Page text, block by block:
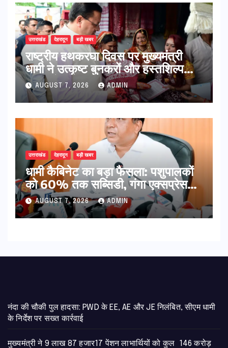
उत्तराखंड देहरादून बड़ी खबर
राष्ट्रीय हथकरघा दिवस पर मुख्यमंत्री
धामी ने उत्कृष्ट बुनकरों और हस्तशिल्प
कारीगरों को किया सम्मानित
AUGUST 7, 2026 ADMIN
उत्तराखंड देहरादून बड़ी खबर
​धामी कैबिनेट का बड़ा फैसला: पशुपालकों
को 60% तक सब्सिडी, गंगा एक्सप्रेसवे
का हरिद्वार तक होगा विस्तार
AUGUST 7, 2026 ADMIN
नंदा की चौकी पुल हादसा: PWD के EE, AE और JE निलंबित, सीएम धामी
के निर्देश पर सख्त कार्रवाई
मुख्यमंत्री ने 9 लाख 87 हजार17 पेंशन लाभार्थियों को कुल 146 करोड़